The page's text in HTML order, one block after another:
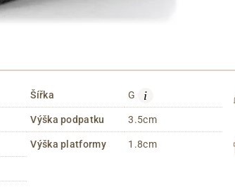
Šířka G i
Výška podpatku 3.5cm
Výška platformy 1.8cm